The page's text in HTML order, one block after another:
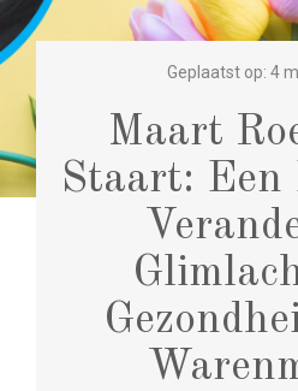
Geplaatst op: 4
Maart
Staart: Een